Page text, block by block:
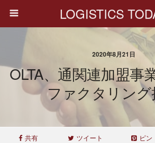
LOGISTICS
2020年8月21日
OLTA、通関連加盟事
ファクタリング
共有 ツイート ピン